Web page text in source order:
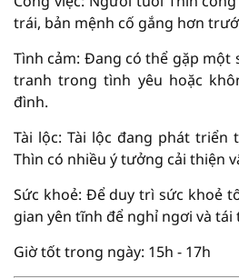
trái, bản mệnh cố gắng hơn
Tình cảm: Đang có thể gặp một
tranh trong tình yêu hoặc
đình.
Tài lộc: Tài lộc đang phát
Thìn có nhiều ý tưởng cải thiện
Sức khoẻ: Để duy trì sức khoẻ
gian yên tĩnh để nghỉ ngơi và
Giờ tốt trong ngày: 15h - 17h